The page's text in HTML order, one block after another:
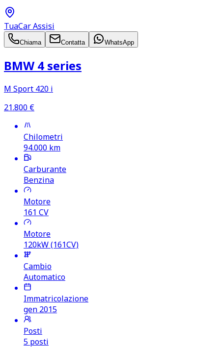
TuaCar Assisi
Chiama Contatta WhatsApp
BMW 4 series
M Sport 420 i
21.800 €
Chilometri
94.000 km
Carburante
Benzina
Motore
161 CV
Motore
120kW (161CV)
Cambio
Automatico
Immatricolazione
gen 2015
Posti
5 posti